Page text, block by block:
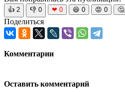
👍 2 👎 0 ❤ 0 😆 0 😡 0 🤔
Поделиться
Комментарии
Оставить комментарий